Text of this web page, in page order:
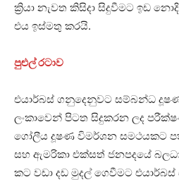
ක්‍රියා නැවත කිසිදා සිදුවීමට ඉඩ
එය ඉස්මතු කරයි.
පුළුල් රටාව
එයාර්බස් ගනුදෙනුවට සම්බන්ධ
ලංකාවෙන් පිටත සිදුකරන ලද
ගෝලීය දූෂණ විමර්ශන සමථයකට
සහ ඇමරිකා එක්සත් ජනපදයේ
කට වඩා දඩ මුදල් ගෙවීමට